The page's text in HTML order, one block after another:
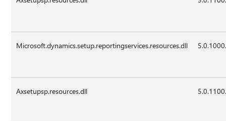
Microsoft.dynamics.setup.reportingservices.resources.dll
Axsetupsp.resources.dll